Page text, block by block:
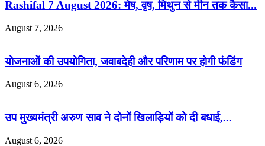
Rashifal 7 August 2026: मेष, वृष, मिथुन से मीन तक कैसा...
August 7, 2026
योजनाओं की उपयोगिता, जवाबदेही और परिणाम पर होगी फंडिंग
August 6, 2026
उप मुख्यमंत्री अरुण साव ने दोनों खिलाड़ियों को दी बधाई,...
August 6, 2026